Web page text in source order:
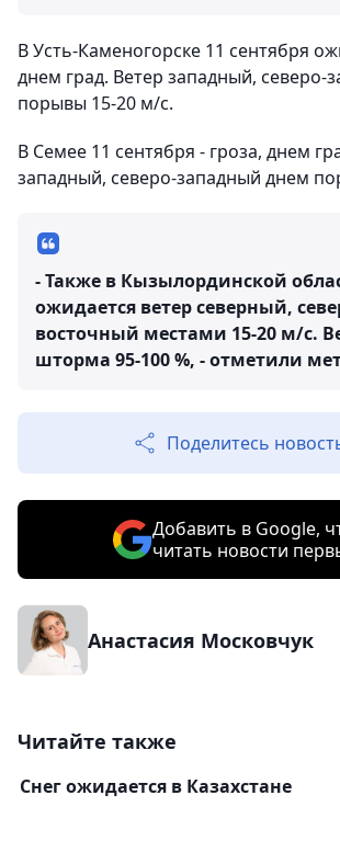
В Усть-Каменогорске 11 сентября
днем град. Ветер западный, северо-
порывы 15-20 м/с.
В Семее 11 сентября - гроза, днем
западный, северо-западный днем
- Также в Кызылординской
ожидается ветер северный,
восточный местами 15-20 м/с.
шторма 95-100 %, - отметили
Поделитесь
Добавить в Google,
читать новости
Анастасия Московчук
Читайте также
Снег ожидается в Казахстане